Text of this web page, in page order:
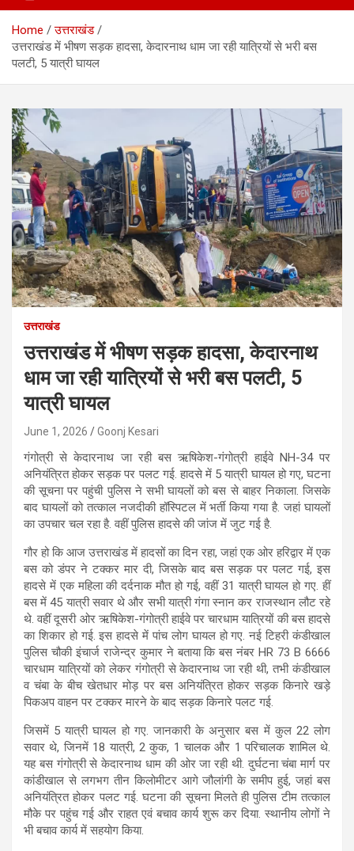
Home
उत्तराखंड
उत्तराखंड में भीषण सड़क हादसा, केदारनाथ धाम जा रही यात्रियों से भरी बस
पलटी, 5 यात्री घायल
उत्तराखंड
उत्तराखंड में भीषण सड़क हादसा, केदारनाथ
धाम जा रही यात्रियों से भरी बस पलटी, 5
यात्री घायल
June 1, 2026 Goonj Kesari
गंगोत्री से केदारनाथ जा रही बस ऋषिकेश-गंगोत्री हाईवे NH-34 पर
अनियंत्रित होकर सड़क पर पलट गई. हादसे में 5 यात्री घायल हो गए, घटना
की सूचना पर पहुंची पुलिस ने सभी घायलों को बस से बाहर निकाला. जिसके
बाद घायलों को तत्काल नजदीकी हॉस्पिटल में भर्ती किया गया है. जहां घायलों
का उपचार चल रहा है. वहीं पुलिस हादसे की जांज में जुट गई है.
गौर हो कि आज उत्तराखंड में हादसों का दिन रहा, जहां एक ओर हरिद्वार में एक
बस को डंपर ने टक्कर मार दी, जिसके बाद बस सड़क पर पलट गई, इस
हादसे में एक महिला की दर्दनाक मौत हो गई, वहीं 31 यात्री घायल हो गए. हीं
बस में 45 यात्री सवार थे और सभी यात्री गंगा स्नान कर राजस्थान लौट रहे
थे. वहीं दूसरी ओर ऋषिकेश-गंगोत्री हाईवे पर चारधाम यात्रियों की बस हादसे
का शिकार हो गई. इस हादसे में पांच लोग घायल हो गए. नई टिहरी कंडीखाल
पुलिस चौकी इंचार्ज राजेन्द्र कुमार ने बताया कि बस नंबर HR 73 B 6666
चारधाम यात्रियों को लेकर गंगोत्री से केदारनाथ जा रही थी, तभी कंडीखाल
व चंबा के बीच खेतधार मोड़ पर बस अनियंत्रित होकर सड़क किनारे खड़े
पिकअप वाहन पर टक्कर मारने के बाद सड़क किनारे पलट गई.
जिसमें 5 यात्री घायल हो गए. जानकारी के अनुसार बस में कुल 22 लोग
सवार थे, जिनमें 18 यात्री, 2 कुक, 1 चालक और 1 परिचालक शामिल थे.
यह बस गंगोत्री से केदारनाथ धाम की ओर जा रही थी. दुर्घटना चंबा मार्ग पर
कांडीखाल से लगभग तीन किलोमीटर आगे जौलांगी के समीप हुई, जहां बस
अनियंत्रित होकर पलट गई. घटना की सूचना मिलते ही पुलिस टीम तत्काल
मौके पर पहुंच गई और राहत एवं बचाव कार्य शुरू कर दिया. स्थानीय लोगों ने
भी बचाव कार्य में सहयोग किया.